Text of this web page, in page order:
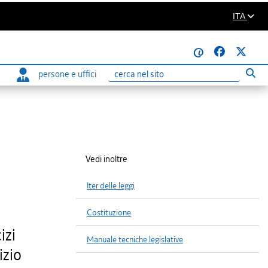
ITA
@
persone e uffici
Ricerca
Vedi inoltre
Iter delle leggi
Costituzione
Manuale tecniche legislative